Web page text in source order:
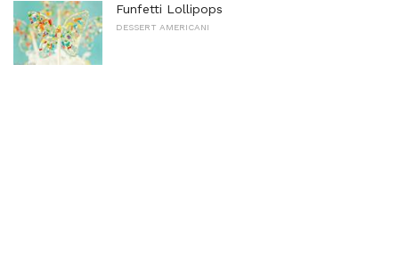
Funfetti Lollipops
DESSERT AMERICANI